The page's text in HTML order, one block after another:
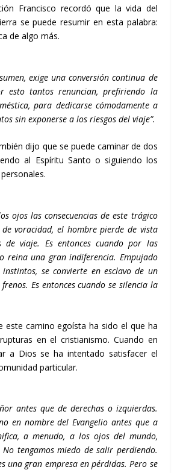
Francisco recordó que la vida del
se puede resumir en esta palabra:
de algo más.
exige una conversión continua de
esto tantos renuncian, prefiriendo la
para dedicarse cómodamente a
sin exponerse a los riesgos del viaje”.
dijo que se puede caminar de dos
al Espíritu Santo o siguiendo los
ojos las consecuencias de este trágico
voracidad, el hombre pierde de vista
de viaje. Es entonces cuando por las
reina una gran indiferencia. Empujado
se convierte en esclavo de un
Es entonces cuando se silencia la
este camino egoísta ha sido el que ha
en el cristianismo. Cuando en
a Dios se ha intentado satisfacer el
particular.
antes que de derechas o izquierdas.
en nombre del Evangelio antes que a
a menudo, a los ojos del mundo,
tengamos miedo de salir perdiendo.
una gran empresa en pérdidas. Pero se